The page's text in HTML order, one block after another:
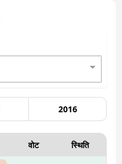
2016
वोट स्थिति